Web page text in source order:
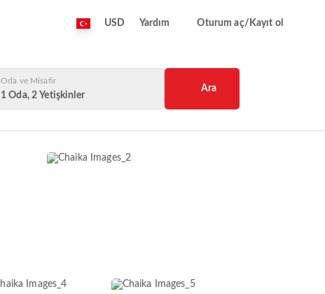
USD Yardım Oturum aç/Kayıt ol
Oda ve Misafir
1 Oda, 2 Yetişkinler
Ara